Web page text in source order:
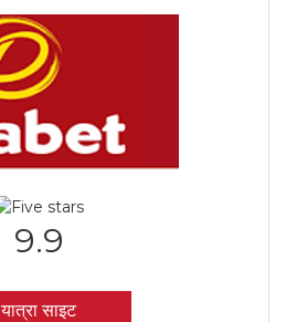
9.9
यात्रा साइट